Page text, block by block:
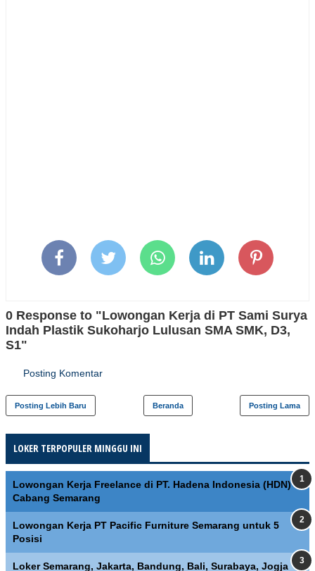
0 Response to "Lowongan Kerja di PT Sami Surya
Indah Plastik Sukoharjo Lulusan SMA SMK, D3,
S1"
Posting Komentar
Posting Lebih Baru Posting Lama
Beranda
LOKER TERPOPULER MINGGU INI
Lowongan Kerja Freelance di PT. Hadena Indonesia (HDN)
Cabang Semarang
Lowongan Kerja PT Pacific Furniture Semarang untuk 5
Posisi
Loker Semarang, Jakarta, Bandung, Bali, Surabaya, Jogja